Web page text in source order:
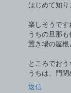
はじめて知
楽しそうです
うちの旦那
置き場の屋根
ところでお
うちは、門閉
返信